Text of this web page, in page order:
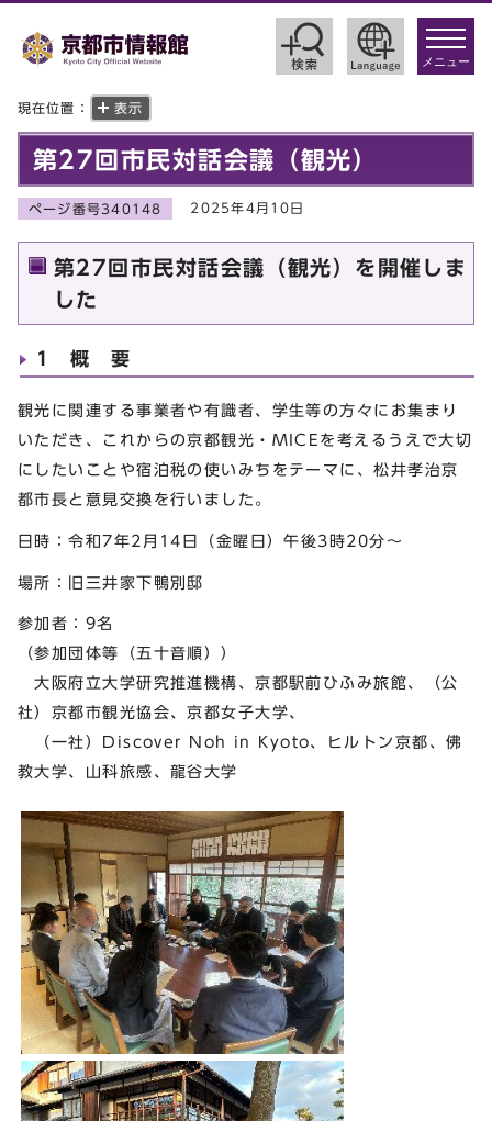
toggle
メニュー
現在位置： 表示
第27回市民対話会議（観光）
ページ番号340148 2025年4月10日
第27回市民対話会議（観光）を開催しま
した
1 概 要
観光に関連する事業者や有識者、学生等の方々にお集まり
いただき、これからの京都観光・MICEを考えるうえで大切
にしたいことや宿泊税の使いみちをテーマに、松井孝治京
都市長と意見交換を行いました。
日時：令和7年2月14日（金曜日）午後3時20分～
場所：旧三井家下鴨別邸
参加者：9名
（参加団体等（五十音順））
大阪府立大学研究推進機構、京都駅前ひふみ旅館、（公
社）京都市観光協会、京都女子大学、
（一社）Discover Noh in Kyoto、ヒルトン京都、佛
教大学、山科旅感、龍谷大学